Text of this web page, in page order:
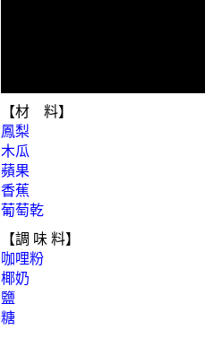
【材 料】
鳳梨
木瓜
蘋果
香蕉
葡萄乾
【調 味 料】
咖哩粉
椰奶
鹽
糖